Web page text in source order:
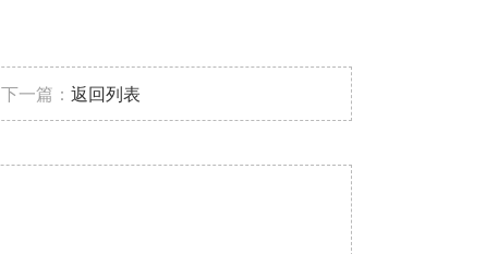
下一篇： 返回列表